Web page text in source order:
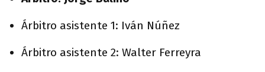
Árbitro asistente 1: Iván Núñez
Árbitro asistente 2: Walter Ferreyra